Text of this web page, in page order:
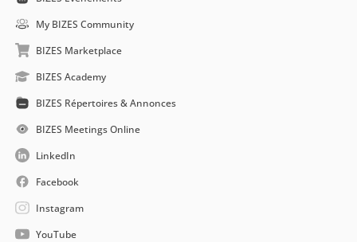
My BIZES Community
BIZES Marketplace
BIZES Academy
BIZES Répertoires & Annonces
BIZES Meetings Online
LinkedIn
Facebook
Instagram
YouTube